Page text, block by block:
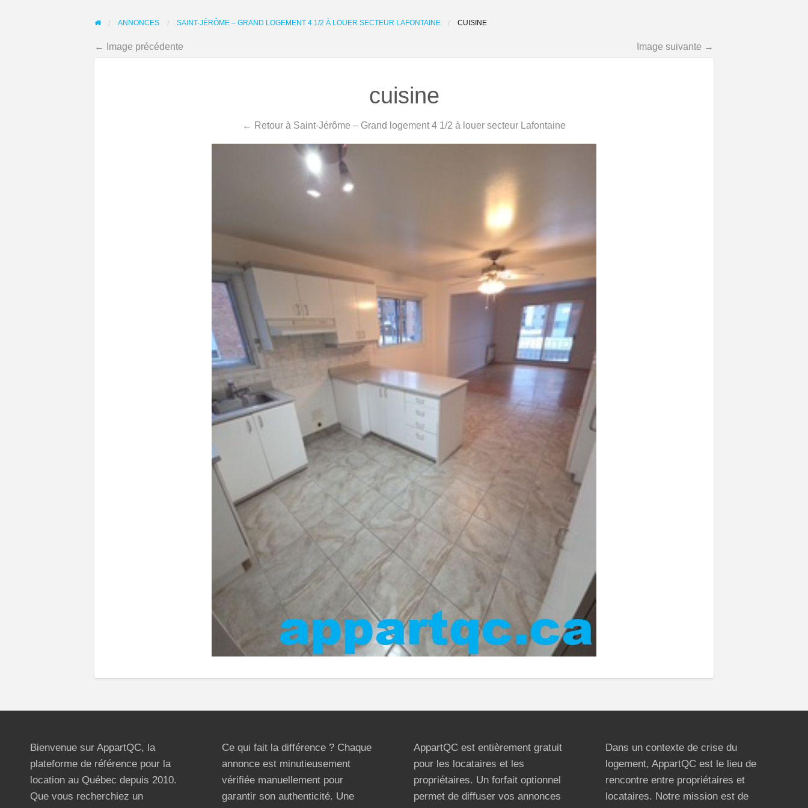
ANNONCES SAINT-JÉRÔME – GRAND LOGEMENT 4 1/2 À LOUER SECTEUR LAFONTAINE CUISINE
← Image précédente Image suivante →
cuisine
← Retour à Saint-Jérôme – Grand logement 4 1/2 à louer secteur Lafontaine
Bienvenue sur AppartQC, la
plateforme de référence pour la
location au Québec depuis 2010.
Que vous recherchiez un
Ce qui fait la différence ? Chaque
annonce est minutieusement
vérifiée manuellement pour
garantir son authenticité. Une
AppartQC est entièrement gratuit
pour les locataires et les
propriétaires. Un forfait optionnel
permet de diffuser vos annonces
Dans un contexte de crise du
logement, AppartQC est le lieu de
rencontre entre propriétaires et
locataires. Notre mission est de